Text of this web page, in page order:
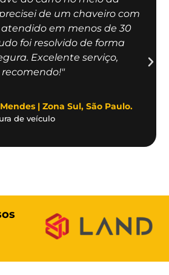
de um chaveiro com
em menos de 30
foi resolvido de forma
Excelente serviço,
recomendo!"
| Zona Sul, São Paulo.
de veículo